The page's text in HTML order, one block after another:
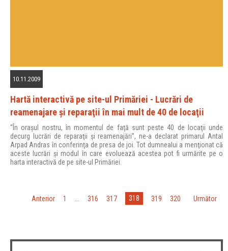
10.11.2009
Hartă interactivă pe site-ul Primăriei - Lucrări de
reamenajare şi reparaţii în mai mult de 40 de locaţii
“În oraşul nostru, în momentul de faţă sunt peste 40 de locaţii unde
decurg lucrări de reparaţii şi reamenajări”, ne-a declarat primarul Antal
Arpad Andras în conferinţa de presa de joi. Tot dumnealui a menţionat că
aceste lucrări şi modul în care evoluează acestea pot fi urmărite pe o
harta interactivă de pe site-ul Primăriei.
Anterior 1 316 317 318 319 320 Următor